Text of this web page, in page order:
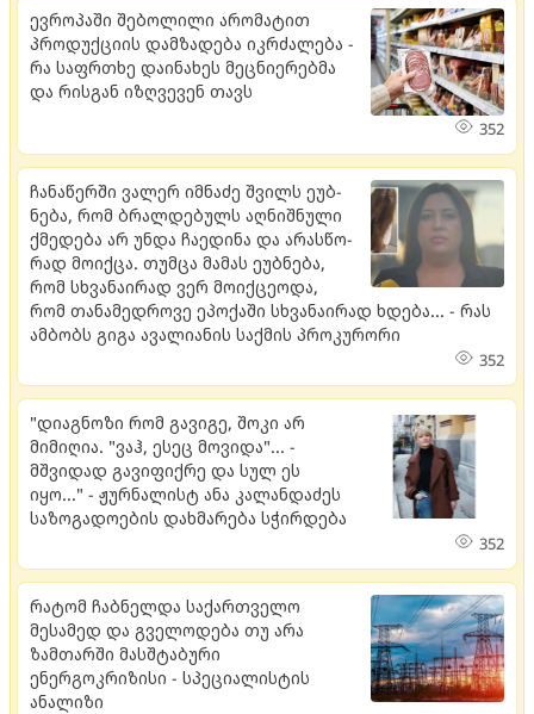
ევროპაში შებოლილი არომატით
პროდუქციის დამზადება იკრძალება -
რა საფრთხე დაინახეს მეცნიერებმა
და რისგან იზღვევენ თავს
352
ჩა­ნა­წერ­ში ვა­ლერ იმ­ნა­ძე შვილს ეუბ­
ნე­ბა, რომ ბრალ­დე­ბულს აღ­ნიშ­ნუ­ლი
ქმე­დე­ბა არ უნდა ჩა­ე­დი­ნა და არას­წო­
რად მო­იქ­ცა. თუმ­ცა მა­მას ეუბ­ნე­ბა,
რომ სხვა­ნა­ი­რად ვერ მო­იქ­ცე­ო­და,
რომ თა­ნა­მედ­რო­ვე ეპო­ქა­ში სხვა­ნა­ი­რად ხდე­ბა... - რას
ამბობს გიგა ავალიანის საქმის პროკურორი
352
"დიაგნოზი რომ გავიგე, შოკი არ
მიმიღია. "ვაჰ, ესეც მოვიდა"... -
მშვიდად გავიფიქრე და სულ ეს
იყო..." - ჟურნალისტ ანა კალანდაძეს
საზოგადოების დახმარება სჭირდება
352
რატომ ჩაბნელდა საქართველო
მესამედ და გველოდება თუ არა
ზამთარში მასშტაბური
ენერგოკრიზისი - სპეციალისტის
ანალიზი